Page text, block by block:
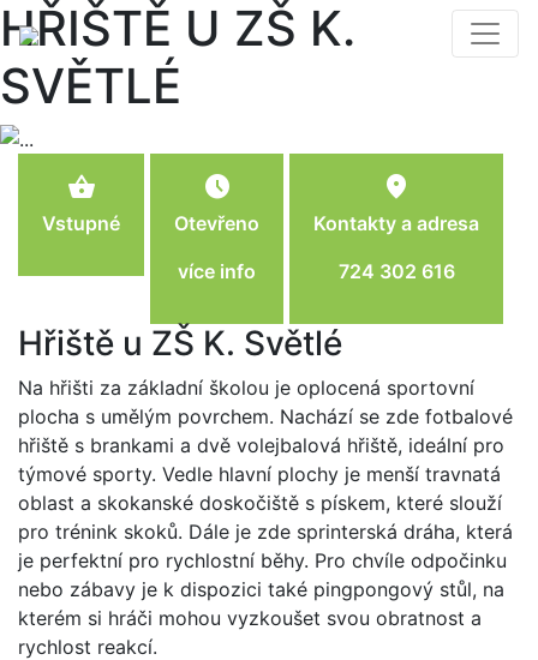
HŘIŠTĚ U ZŠ K.
SVĚTLÉ
shopping_basket
Vstupné
schedule
Otevřeno
více info
location_on
Kontakty a adresa
724 302 616
Hřiště u ZŠ K. Světlé
Na hřišti za základní školou je oplocená sportovní
plocha s umělým povrchem. Nachází se zde fotbalové
hřiště s brankami a dvě volejbalová hřiště, ideální pro
týmové sporty. Vedle hlavní plochy je menší travnatá
oblast a skokanské doskočiště s pískem, které slouží
pro trénink skoků. Dále je zde sprinterská dráha, která
je perfektní pro rychlostní běhy. Pro chvíle odpočinku
nebo zábavy je k dispozici také pingpongový stůl, na
kterém si hráči mohou vyzkoušet svou obratnost a
rychlost reakcí.